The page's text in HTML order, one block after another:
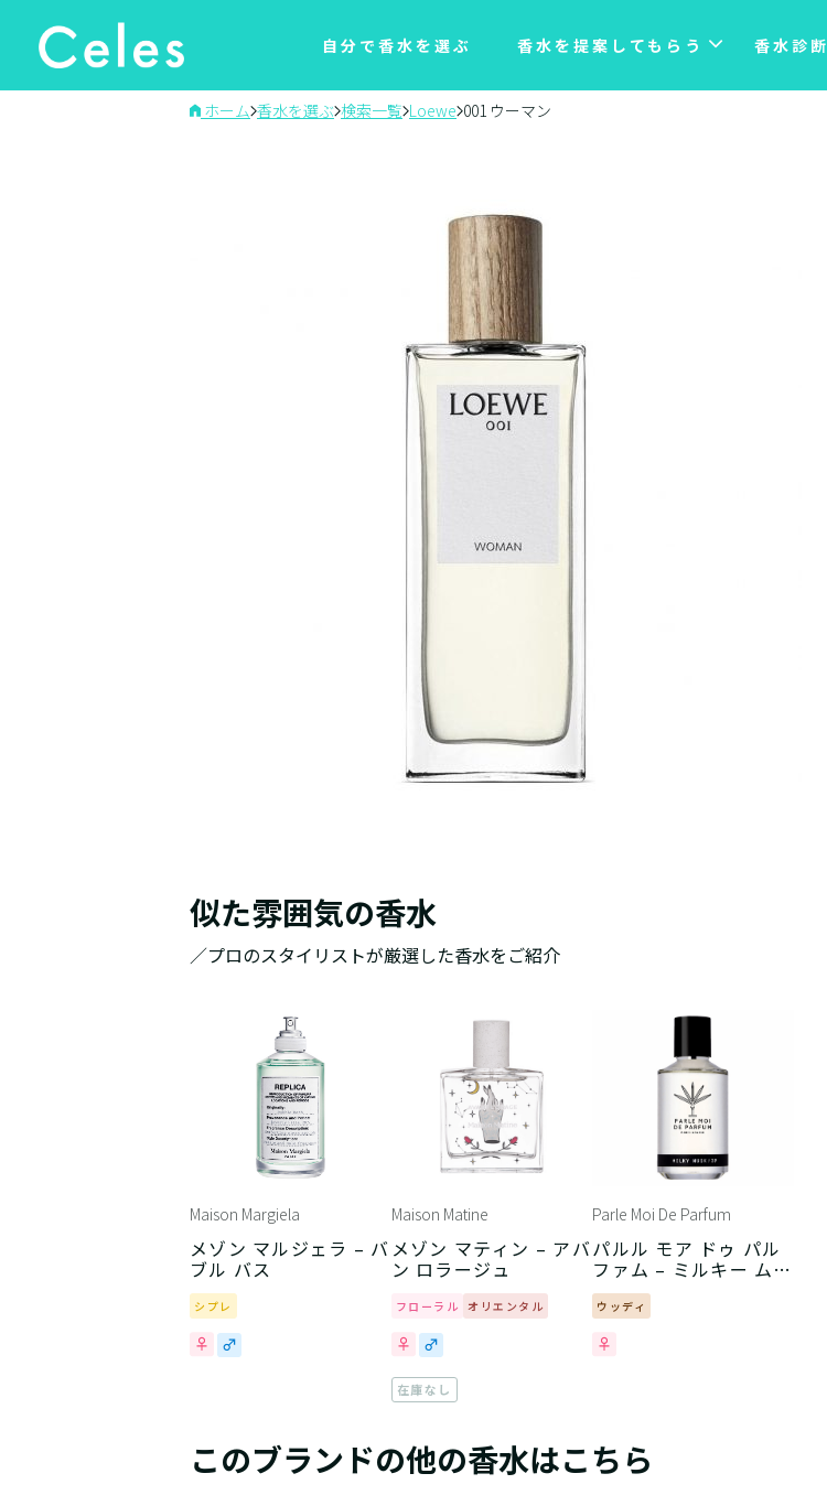
自分で香水を選ぶ 香水を提案してもらう 香水診断
ホーム 香水を選ぶ 検索一覧 Loewe 001 ウーマン
似た雰囲気の香水
／プロのスタイリストが厳選した香水をご紹介
Maison Margiela
メゾン マルジェラ – バ
ブル バス
シプレ
Maison Matine
メゾン マティン – アバ
ン ロラージュ
フローラル オリエンタル
在庫なし
Parle Moi De Parfum
パルル モア ドゥ パル
ファム – ミルキー ムス
ク
ウッディ
このブランドの他の香水はこちら